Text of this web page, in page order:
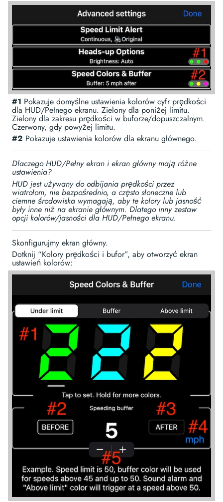
#1 Pokazuje domyślne ustawienia kolorów cyfr prędkości
dla HUD/Pełnego ekranu. Zielony dla poniżej limitu.
Zielony dla zakresu prędkości w buforze/dopuszczalnym.
Czerwony, gdy powyżej limitu.
#2 Pokazuje ustawienia kolorów dla ekranu głównego.
Dlaczego HUD/Pełny ekran i ekran główny mają różne
ustawienia?
HUD jest używany do odbijania prędkości przez
wiatrołom, nie bezpośrednio, a często słoneczne lub
ciemne środowiska wymagają, aby te kolory lub jasność
były inne niż na ekranie głównym. Dlatego inny zestaw
opcji kolorów/jasności dla HUD/Pełnego ekranu.
Skonfigurujmy ekran główny.
Dotknij “Kolory prędkości i bufor”, aby otworzyć ekran
ustawień kolorów: